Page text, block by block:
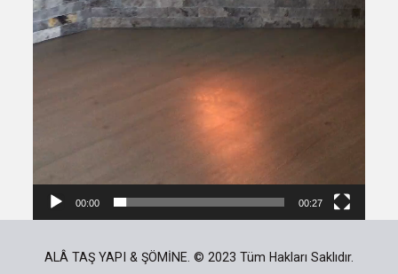
00:00 00:27
ALÂ TAŞ YAPI & ŞÖMİNE. © 2023 Tüm Hakları Saklıdır.